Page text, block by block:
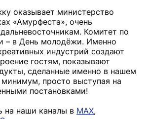
оказывает министерство
«Амурфеста», очень
Комитет по
– в День молодёжи. Именно
индустрий создают
гостям, показывают
сделанные именно в нашем
минимум, просто выступая на
постановками!
на наши каналы в MAX,